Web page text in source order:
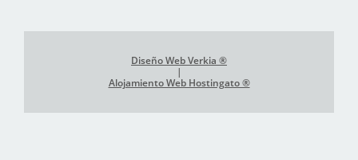
Diseño Web Verkia ®
|
Alojamiento Web Hostingato ®